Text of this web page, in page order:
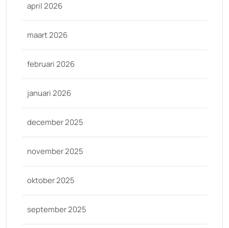
april 2026
maart 2026
februari 2026
januari 2026
december 2025
november 2025
oktober 2025
september 2025